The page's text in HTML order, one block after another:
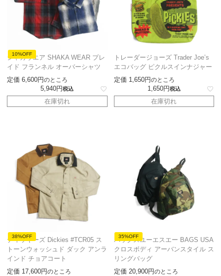
10%OFF
シャカウエア SHAKA WEAR プレ
イド フランネル オーバーシャツ
定価 6,600 のところ
5,940 税込
在庫切れ
トレーダージョーズ Trader Joe’s
エコバッグ ピクルスインナジャー
定価 1,650 のところ
1,650 税込
在庫切れ
38%OFF
ディッキーズ Dickies #TCR05 ス
トーンウォッシュド ダック アンラ
インド チョアコート
定価 17,600 のところ
35%OFF
バッグスユーエスエー BAGS USA
クロスボディ アーバンスタイル ス
リングバッグ
定価 20,900 のところ